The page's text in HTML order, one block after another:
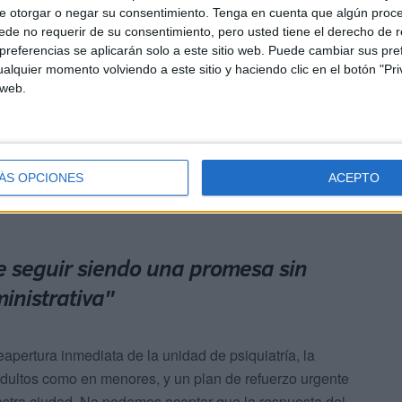
otorgar o negar su consentimiento. Tenga en cuenta que algún
no requerir de su consentimiento, pero usted tiene el derecho de
se aplicarán solo a este sitio web. Puede cambiar sus
momento volviendo a este sitio y haciendo clic en el botón
OPCIONES ACEPTO
por falta de personal es la prueba más
Sánchez ha condenado a Ceuta. La falta de
y la indiferencia ante una necesidad tan
profesionales.
seguir siendo una promesa sin
inmediata de la unidad de psiquiatría, la
como en menores, y un plan de refuerzo urgente